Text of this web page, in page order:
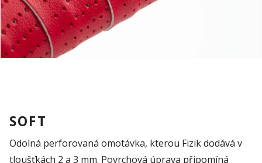
SOFT
Odolná perforovaná omotávka, kterou Fizikdodává v
tloušťkách 2 a 3 mm. Povrchová úprava připomíná